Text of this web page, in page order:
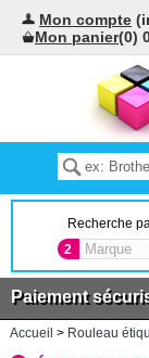
Mon compte
Mon panier(0)
Recherche
2
Paiement
Accueil > Rouleau